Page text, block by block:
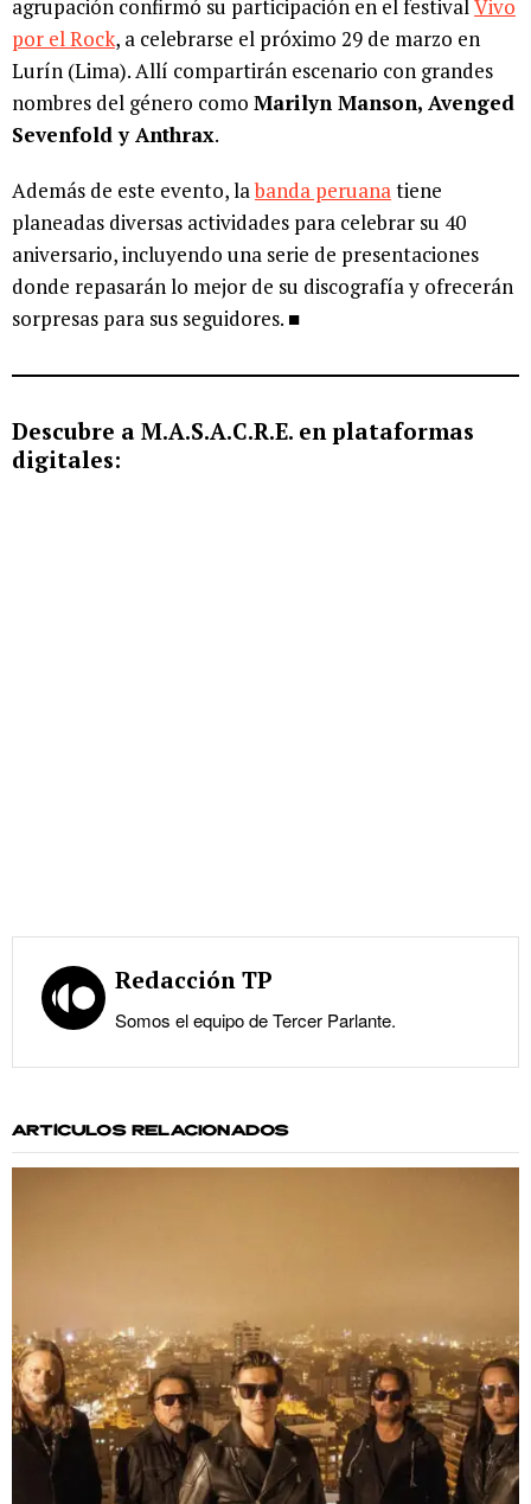
agrupación confirmó su participación en el festivalVivo
por el Rock, a celebrarse el próximo 29 de marzo en
Lurín (Lima). Allí compartirán escenario con grandes
nombres del género como Marilyn Manson, Avenged
Sevenfold y Anthrax.
Además de este evento, labanda peruanatiene
planeadas diversas actividades para celebrar su 40
aniversario, incluyendo una serie de presentaciones
donde repasarán lo mejor de su discografía y ofrecerán
sorpresas para sus seguidores. ■
Descubre a M.A.S.A.C.R.E. en plataformas
digitales:
Redacción TP
Somos el equipo de Tercer Parlante.
ARTÍCULOS RELACIONADOS